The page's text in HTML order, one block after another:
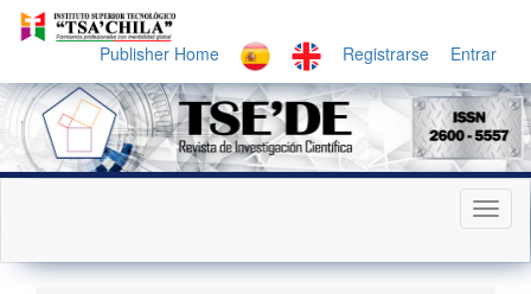
Navegación
principal
Contenido
principal
Barra
lateral
Publisher Home Registrarse Entrar